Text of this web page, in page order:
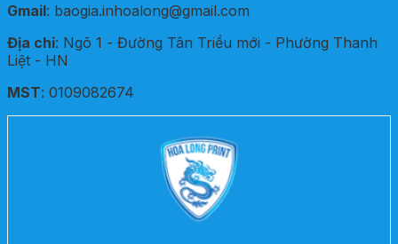
Gmail: baogia.inhoalong@gmail.com
Địa chỉ: Ngõ 1 - Đường Tân Triều mới - Phường Thanh
Liệt - HN
MST: 0109082674